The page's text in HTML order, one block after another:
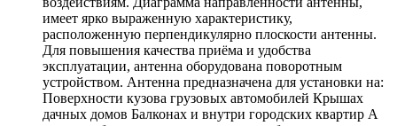
имеет ярко выраженную характеристику,
расположенную перпендикулярно плоскости антенны.
Для повышения качества приёма и удобства
эксплуатации, антенна оборудована поворотным
устройством. Антенна предназначена для установки на:
Поверхности кузова грузовых автомобилей Крышах
дачных домов Балконах и внутри городских квартир А